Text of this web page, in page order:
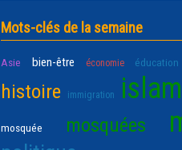
Mots-clés de la semaine
Asie bien-être économie éducation
histoire immigration islam
mosquée mosquées